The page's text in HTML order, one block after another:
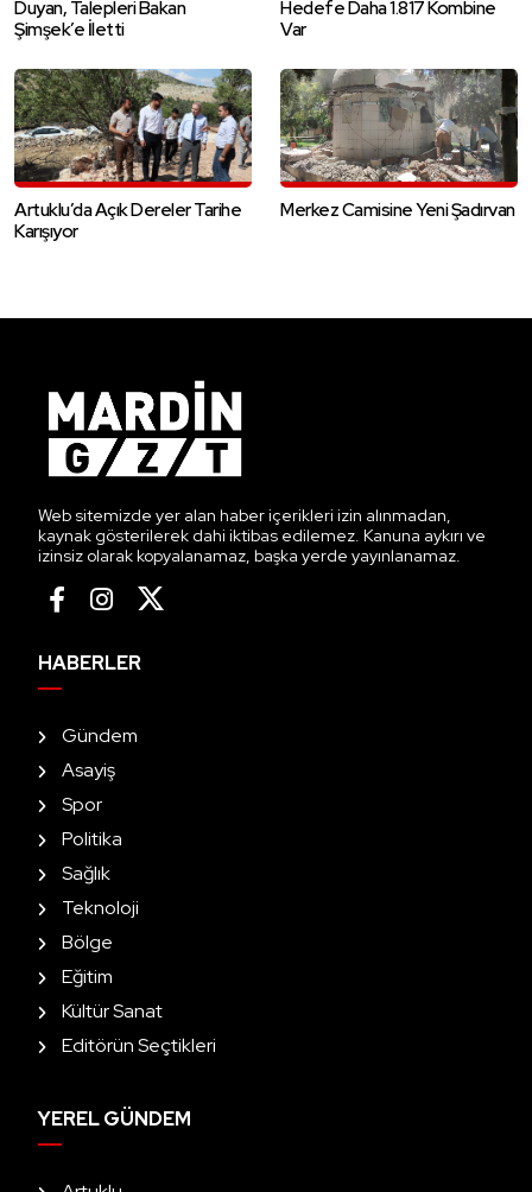
Duyan, Talepleri Bakan
Şimşek’e İletti
Hedefe Daha 1.817 Kombine
Var
Artuklu’da Açık Dereler Tarihe
Karışıyor
Merkez Camisine Yeni Şadırvan
Web sitemizde yer alan haber içerikleri izin alınmadan,
kaynak gösterilerek dahi iktibas edilemez. Kanuna aykırı ve
izinsiz olarak kopyalanamaz, başka yerde yayınlanamaz.
HABERLER
Gündem
Asayiş
Spor
Politika
Sağlık
Teknoloji
Bölge
Eğitim
Kültür Sanat
Editörün Seçtikleri
YEREL GÜNDEM